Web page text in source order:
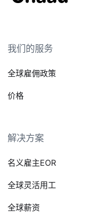
我们的服务
全球雇佣政策
价格
解决方案
名义雇主EOR
全球灵活用工
全球薪资